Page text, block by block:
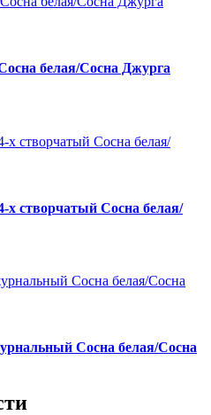
белая/Сосна Джурга
створчатый Сосна белая/
Сосна белая/Сосна